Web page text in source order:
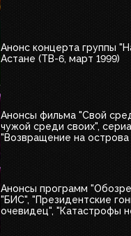
Анонс концерта группы
Астане (ТВ-6, март 1999)
Анонсы фильма "Свой
чужой среди своих",
"Возвращение на
Анонсы программ
"БИС", "Президентские
очевидец", "Катастрофы